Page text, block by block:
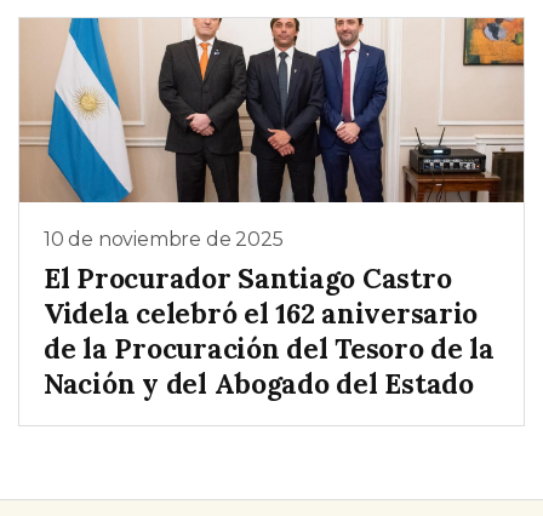
10 de noviembre de 2025
El Procurador Santiago Castro
Videla celebró el 162 aniversario
de la Procuración del Tesoro de la
Nación y del Abogado del Estado